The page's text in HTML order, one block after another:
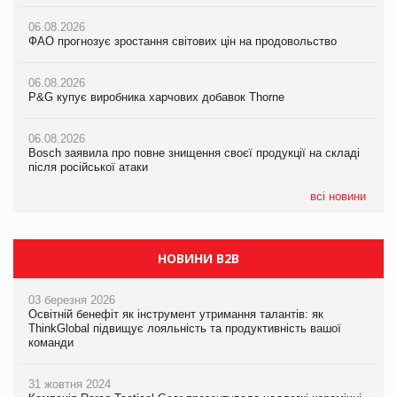
06.08.2026
ФАО прогнозує зростання світових цін на продовольство
06.08.2026
P&G купує виробника харчових добавок Thorne
06.08.2026
Bosch заявила про повне знищення своєї продукції на складі
після російської атаки
всі новини
05.08.2026
новинки від ТМ ТОКЕРИ
Сергій Лісунов про заморожені хлібобулочні вироби на
06.08.2026
ФАО прогнозує зростання світових цін на продовольство
06.08.2026
P&G купує виробника харчових добавок Thorne
06.08.2026
Bosch заявила про повне знищення своєї продукції на складі
після російської атаки
НОВИНИ B2B
03 березня 2026
Освітній бенефіт як інструмент утримання талантів: як
ThinkGlobal підвищує лояльність та продуктивність вашої
команди
31 жовтня 2024